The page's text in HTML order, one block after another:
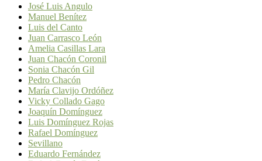
José Luis Angulo
Manuel Benítez
Luis del Canto
Juan Carrasco León
Amelia Casillas Lara
Juan Chacón Coronil
Sonia Chacón Gil
Pedro Chacón
María Clavijo Ordóñez
Vicky Collado Gago
Joaquín Domínguez
Luis Domínguez Rojas
Rafael Domínguez
Sevillano
Eduardo Fernández